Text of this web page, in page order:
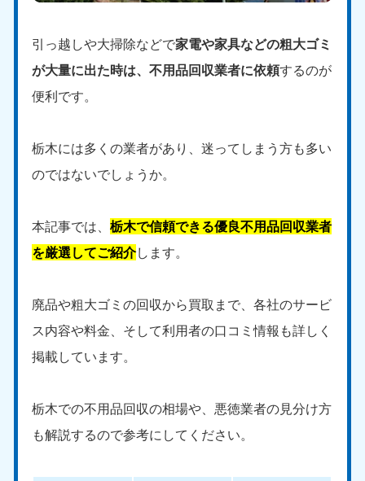
引っ越しや大掃除などで家電や家具などの粗大ゴミ
が大量に出た時は、不用品回収業者に依頼するのが
便利です。
栃木には多くの業者があり、迷ってしまう方も多い
のではないでしょうか。
本記事では、栃木で信頼できる優良不用品回収業者
を厳選してご紹介します。
廃品や粗大ゴミの回収から買取まで、各社のサービ
ス内容や料金、そして利用者の口コミ情報も詳しく
掲載しています。
栃木での不用品回収の相場や、悪徳業者の見分け方
も解説するので参考にしてください。